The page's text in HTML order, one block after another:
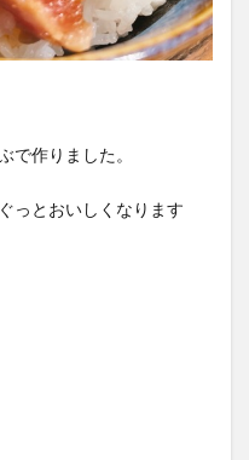
で作りました。
っとおいしくなります